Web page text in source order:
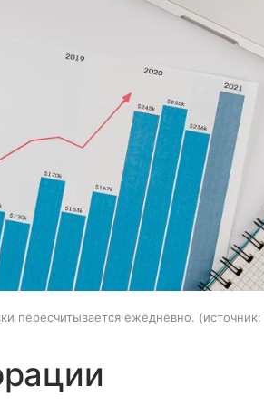
пересчитывается ежедневно. источник: